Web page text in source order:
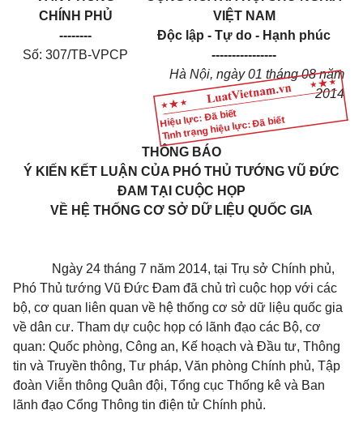
Hiệu lực: Đã biết
Tình trạng hiệu lực: Đã biết
CHÍNH PHỦ
--------
Số: 307/TB-VPCP
VIỆT NAM
Độc lập - Tự do - Hạnh phúc
----------------
Hà Nội, ngày 01 tháng 08 năm
2014
THÔNG BÁO
Ý KIẾN KẾT LUẬN CỦA PHÓ THỦ TƯỚNG VŨ ĐỨC
ĐAM TẠI CUỘC HỌP
VỀ HỆ THỐNG CƠ SỞ DỮ LIỆU QUỐC GIA
Ngày 24 tháng 7 năm 2014, tại Trụ sở Chính phủ,
Phó Thủ tướng Vũ Đức Đam đã chủ trì cuộc họp với các
bộ, cơ quan liên quan về hệ thống cơ sở dữ liệu quốc gia
về dân cư. Tham dự cuộc họp có lãnh đạo các Bộ, cơ
quan: Quốc phòng, Công an, Kế hoạch và Đầu tư, Thông
tin và Truyền thông, Tư pháp, Văn phòng Chính phủ, Tập
đoàn Viễn thông Quân đội, Tổng cục Thống kê và Ban
lãnh đạo Cổng Thông tin điện tử Chính phủ.